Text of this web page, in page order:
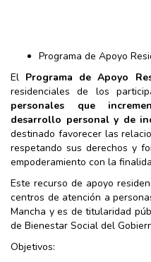
Programa de Apoyo
El Programa de Apoyo
residenciales de los
personales que
desarrollo personal y de
destinado favorecer las
respetando sus derechos y
empoderamiento con la
Este recurso de apoyo
centros de atención a
Mancha y es de titularidad
de Bienestar Social del
Objetivos: